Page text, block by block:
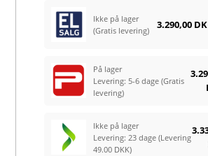
Ikke på lager
(Gratis levering)
3.290,00
På lager
Levering: 5-6 dage(Gratis
levering)
Ikke på lager
Levering: 23 dage(Levering
49.00 DKK)